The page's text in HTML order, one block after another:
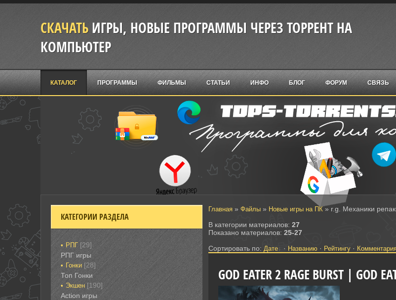
СКАЧАТЬИГРЫ, НОВЫЕ ПРОГРАММЫ ЧЕРЕЗ ТОРРЕНТ НА
КОМПЬЮТЕР
КАТАЛОГ ПРОГРАММЫ ФИЛЬМЫ СТАТЬИ ИНФО БЛОГ ФОРУМ СВЯЗЬ
Главная» Файлы» Новые игры на ПК» r.g. Механики
В категории материалов: 27
Показано материалов: 25-27
Сортировать по: Дате · Названию· Рейтингу·
GOD EATER 2 RAGE BURST | GOD
КАТЕГОРИИ РАЗДЕЛА
РПГ [29]
РПГ игры
Гонки‎ [28]
Топ Гонки‎
Экшен [190]
‎Action игры